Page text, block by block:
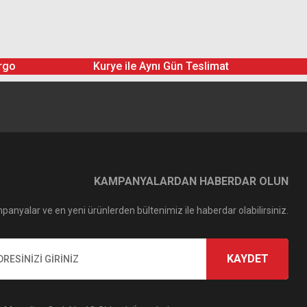
Kurye ile Aynı Gün Teslimat
KAMPANYALARDAN HABERDAR OLUN
ve en yeni ürünlerden bültenimiz ile haberdar olabilirsiniz.
KAYDET